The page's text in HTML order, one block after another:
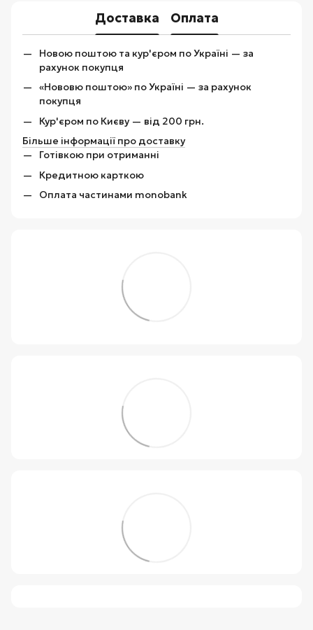
Доставка Оплата
Новою поштою та кур'єром по Україні — за
рахунок покупця
«Нововю поштою» по Україні — за рахунок
покупця
Кур'єром по Києву — від 200 грн.
Більше інформації про доставку
Готівкою при отриманні
Кредитною карткою
Оплата частинами monobank